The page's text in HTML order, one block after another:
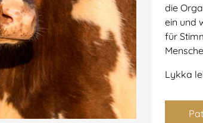
die
ein und
für
Lykka